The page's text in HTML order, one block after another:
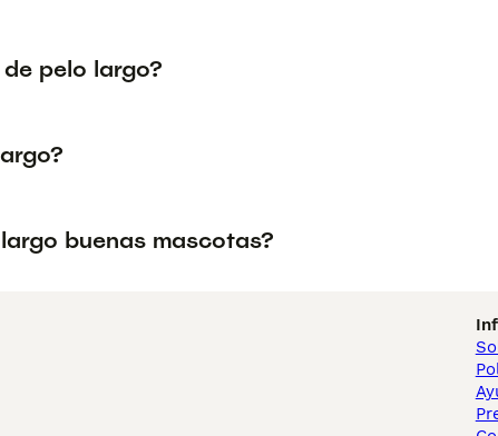
pelo largo?
buenas mascotas?